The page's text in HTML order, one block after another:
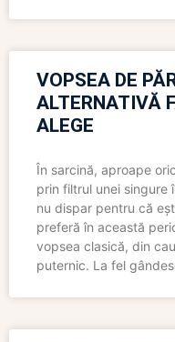
VOPSEA DE
ALTERNATIVĂ
ALEGE
În sarcină, aproape
prin filtrul unei singure
nu dispar pentru că
preferă în această
vopsea clasică, din
puternic. La fel